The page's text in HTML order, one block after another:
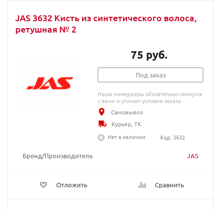
JAS 3632 Кисть из синтетического волоса,
ретушная № 2
Бренд/Производитель JAS
Отложить Сравнить
75 руб.
Под заказ
Наши менеджеры обязательно свяжутся
с вами и уточнят условия заказа
Самовывоз
Курьер, ТК
Нет в наличии
Код: 3632